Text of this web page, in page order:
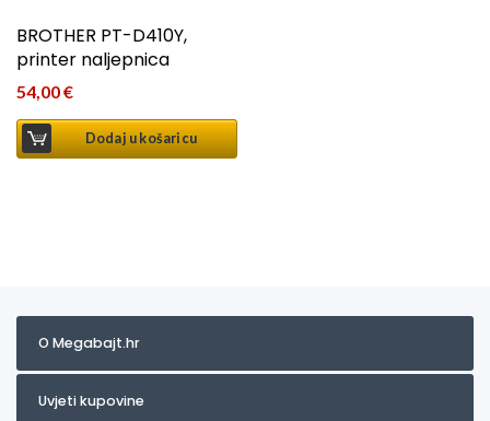
BROTHER PT-D410Y,
printer naljepnica
54,00€
Dodaj u košaricu
O Megabajt.hr
Uvjeti kupovine